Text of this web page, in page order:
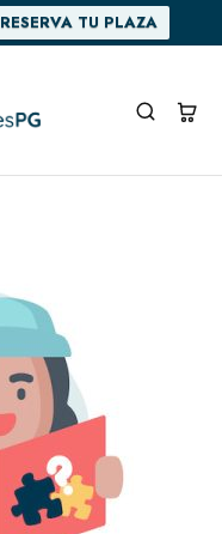
RESERVA TU PLAZA